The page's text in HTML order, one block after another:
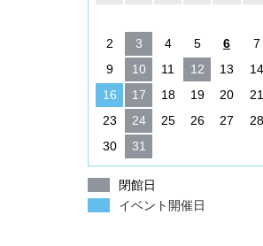
2
3 4 5 6 7
9
10 11 12 13 14
16
17 18 19 20 21
23
24 25 26 27 28
30
31
閉館日
イベント開催日